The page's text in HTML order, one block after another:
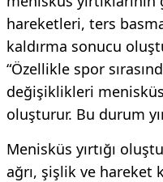
hareketleri, ters
kaldırma sonucu
“Özellikle spor
değişiklikleri
oluşturur. Bu durum
Menisküs yırtığı
ağrı, şişlik ve hareket